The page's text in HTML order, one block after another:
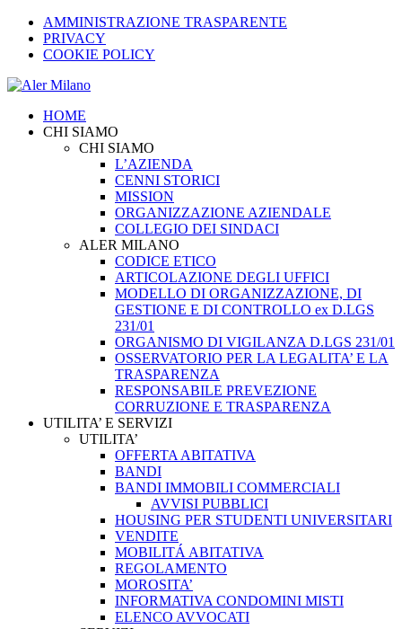
AMMINISTRAZIONE TRASPARENTE
PRIVACY
COOKIE POLICY
HOME
CHI SIAMO
CHI SIAMO
L’AZIENDA
CENNI STORICI
MISSION
ORGANIZZAZIONE AZIENDALE
COLLEGIO DEI SINDACI
ALER MILANO
CODICE ETICO
ARTICOLAZIONE DEGLI UFFICI
MODELLO DI ORGANIZZAZIONE, DI
GESTIONE E DI CONTROLLO ex D.LGS
231/01
ORGANISMO DI VIGILANZA D.LGS 231/01
OSSERVATORIO PER LA LEGALITA’ E LA
TRASPARENZA
RESPONSABILE PREVEZIONE
CORRUZIONE E TRASPARENZA
UTILITA’ E SERVIZI
UTILITA’
OFFERTA ABITATIVA
BANDI
BANDI IMMOBILI COMMERCIALI
AVVISI PUBBLICI
HOUSING PER STUDENTI UNIVERSITARI
VENDITE
MOBILITÁ ABITATIVA
REGOLAMENTO
MOROSITA’
INFORMATIVA CONDOMINI MISTI
ELENCO AVVOCATI